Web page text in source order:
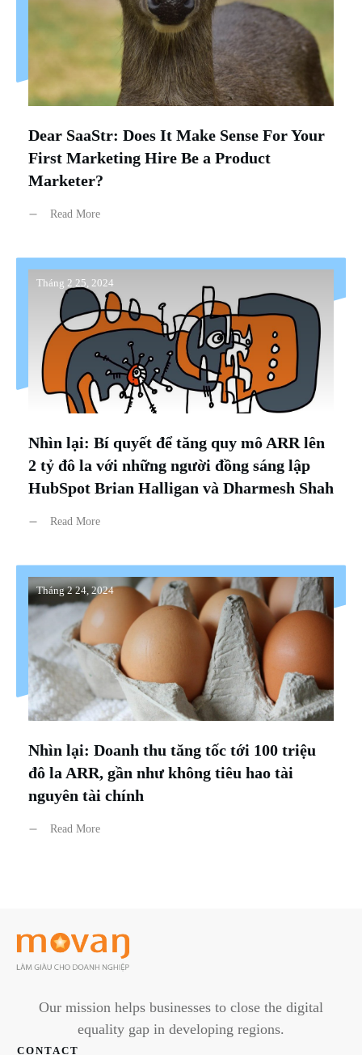
Dear SaaStr: Does It Make Sense For Your
First Marketing Hire Be a Product
Marketer?
Read More
Tháng 2 25, 2024
Nhìn lại: Bí quyết để tăng quy mô ARR lên
2 tỷ đô la với những người đồng sáng lập
HubSpot Brian Halligan và Dharmesh Shah
Read More
Tháng 2 24, 2024
Nhìn lại: Doanh thu tăng tốc tới 100 triệu
đô la ARR, gần như không tiêu hao tài⁢
nguyên tài chính
Read More
Our mission helps businesses to close the digital
equality gap in developing regions.
CONTACT